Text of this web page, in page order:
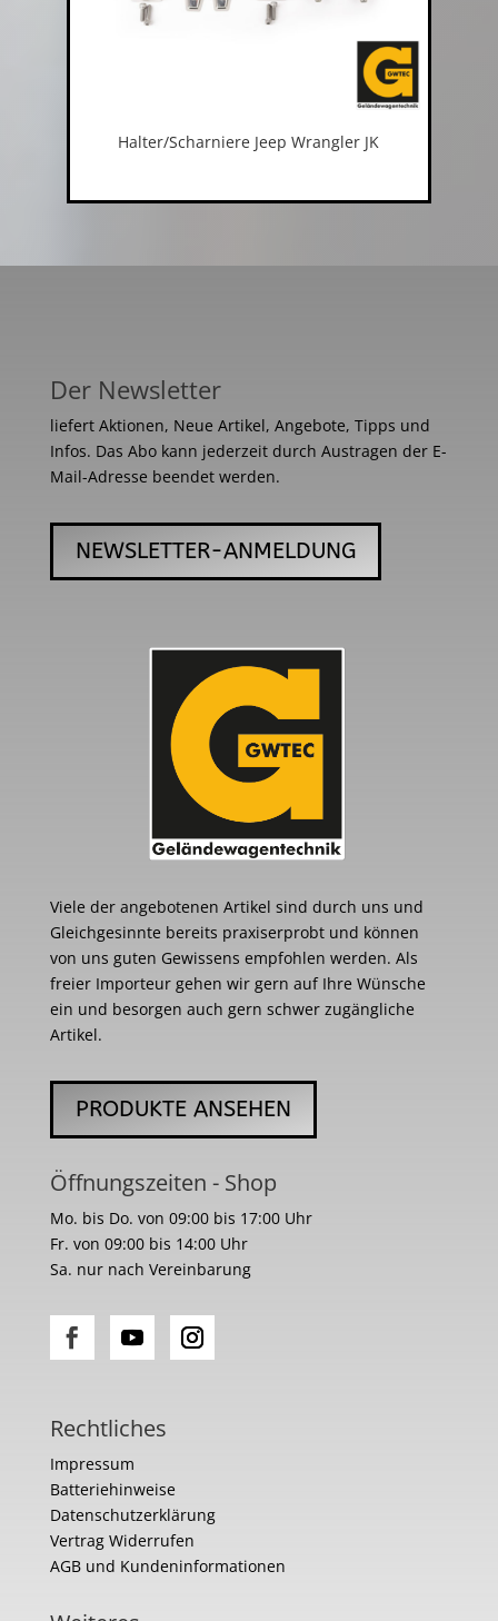
Halter/Scharniere Jeep Wrangler JK
Der Newsletter
liefert Aktionen, Neue Artikel, Angebote, Tipps und
Infos. Das Abo kann jederzeit durch Austragen der E-
Mail-Adresse beendet werden.
NEWSLETTER-ANMELDUNG
Viele der angebotenen Artikel sind durch uns und
Gleichgesinnte bereits praxiserprobt und können
von uns guten Gewissens empfohlen werden. Als
freier Importeur gehen wir gern auf Ihre Wünsche
ein und besorgen auch gern schwer zugängliche
Artikel.
PRODUKTE ANSEHEN
Öffnungszeiten - Shop
Mo. bis Do. von 09:00 bis 17:00 Uhr
Fr. von 09:00 bis 14:00 Uhr
Sa. nur nach Vereinbarung
Rechtliches
Impressum
Batteriehinweise
Datenschutzerklärung
Vertrag Widerrufen
AGB und Kundeninformationen